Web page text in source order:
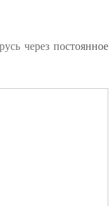
через постоянное